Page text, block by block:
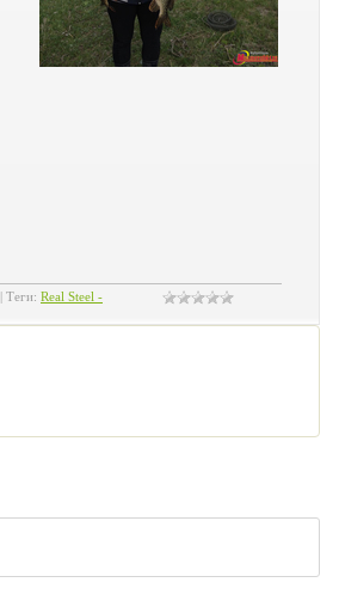
Теги: Real Steel -